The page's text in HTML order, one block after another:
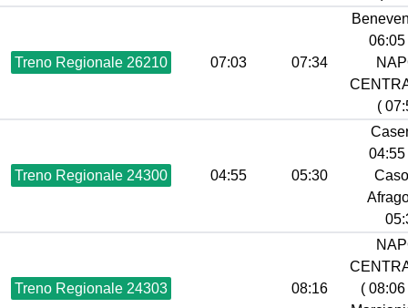
Treno Regionale 26210 07:03 07:34
06:05
(
Treno Regionale 24300 04:55 05:30
04:55
Treno Regionale 24303 08:16
( 08:06